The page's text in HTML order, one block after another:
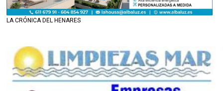
LA CRÓNICA DEL HENARES